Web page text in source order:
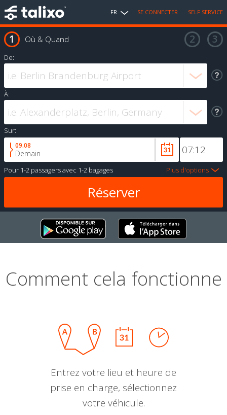
FR SE CONNECTER SELF SERVICE
Où & Quand
De:
À:
Sur:
09.08
Demain
Pour 1-2 passagersavec 1-2 bagages Plus d'options
Comment cela fonctionne
Entrez votre lieu et heure de
prise en charge, sélectionnez
votre véhicule.